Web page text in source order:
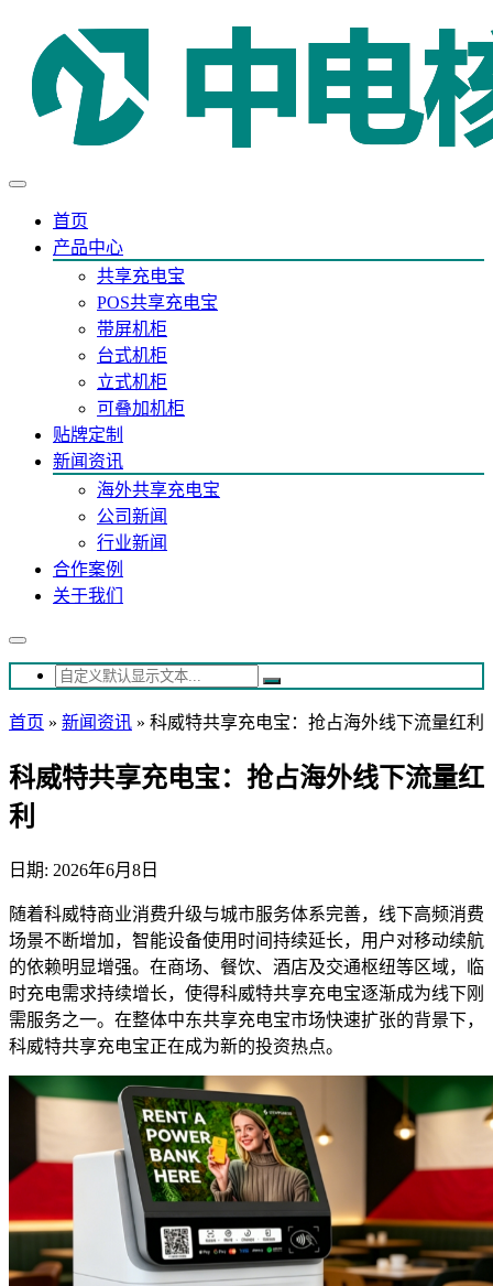
首页
产品中心
共享充电宝
POS共享充电宝
带屏机柜
台式机柜
立式机柜
可叠加机柜
贴牌定制
新闻资讯
海外共享充电宝
公司新闻
行业新闻
合作案例
关于我们
首页 » 新闻资讯 » 科威特共享充电宝：抢占海外线下流量红利
科威特共享充电宝：抢占海外线下流量红
利
日期: 2026年6月8日
随着科威特商业消费升级与城市服务体系完善，线下高频消费
场景不断增加，智能设备使用时间持续延长，用户对移动续航
的依赖明显增强。在商场、餐饮、酒店及交通枢纽等区域，临
时充电需求持续增长，使得科威特共享充电宝逐渐成为线下刚
需服务之一。在整体中东共享充电宝市场快速扩张的背景下，
科威特共享充电宝正在成为新的投资热点。